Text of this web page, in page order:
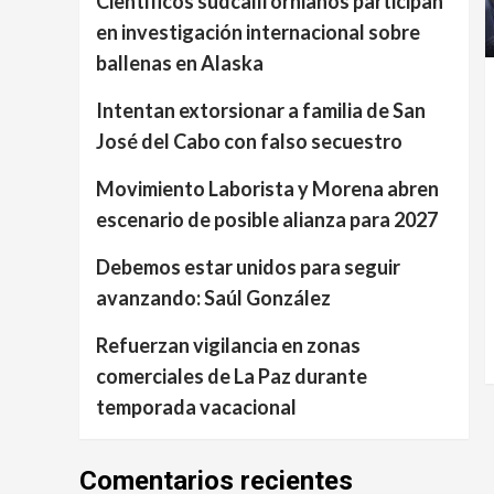
en investigación internacional sobre
ballenas en Alaska
Intentan extorsionar a familia de San
José del Cabo con falso secuestro
Movimiento Laborista y Morena abren
escenario de posible alianza para 2027
Debemos estar unidos para seguir
avanzando: Saúl González
Refuerzan vigilancia en zonas
comerciales de La Paz durante
temporada vacacional
Comentarios recientes